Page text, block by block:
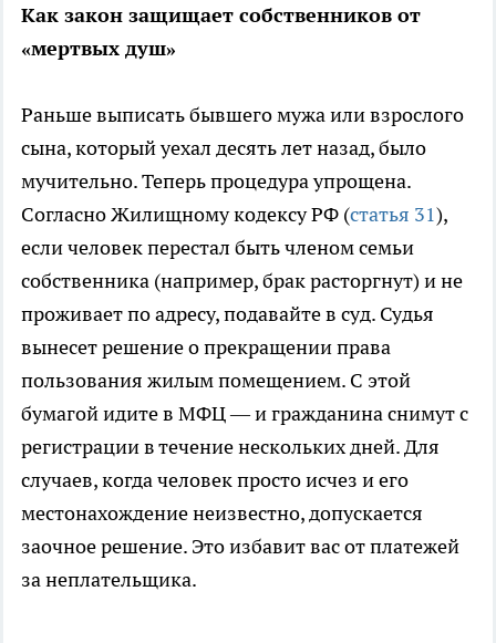
Как закон защищает собственников от
«мертвых душ»
Раньше выписать бывшего мужа или взрослого
сына, который уехал десять лет назад, было
мучительно. Теперь процедура упрощена.
Согласно Жилищному кодексу РФ (статья 31),
если человек перестал быть членом семьи
собственника (например, брак расторгнут) и не
проживает по адресу, подавайте в суд. Судья
вынесет решение о прекращении права
пользования жилым помещением. С этой
бумагой идите в МФЦ — и гражданина снимут с
регистрации в течение нескольких дней. Для
случаев, когда человек просто исчез и его
местонахождение неизвестно, допускается
заочное решение. Это избавит вас от платежей
за неплательщика.